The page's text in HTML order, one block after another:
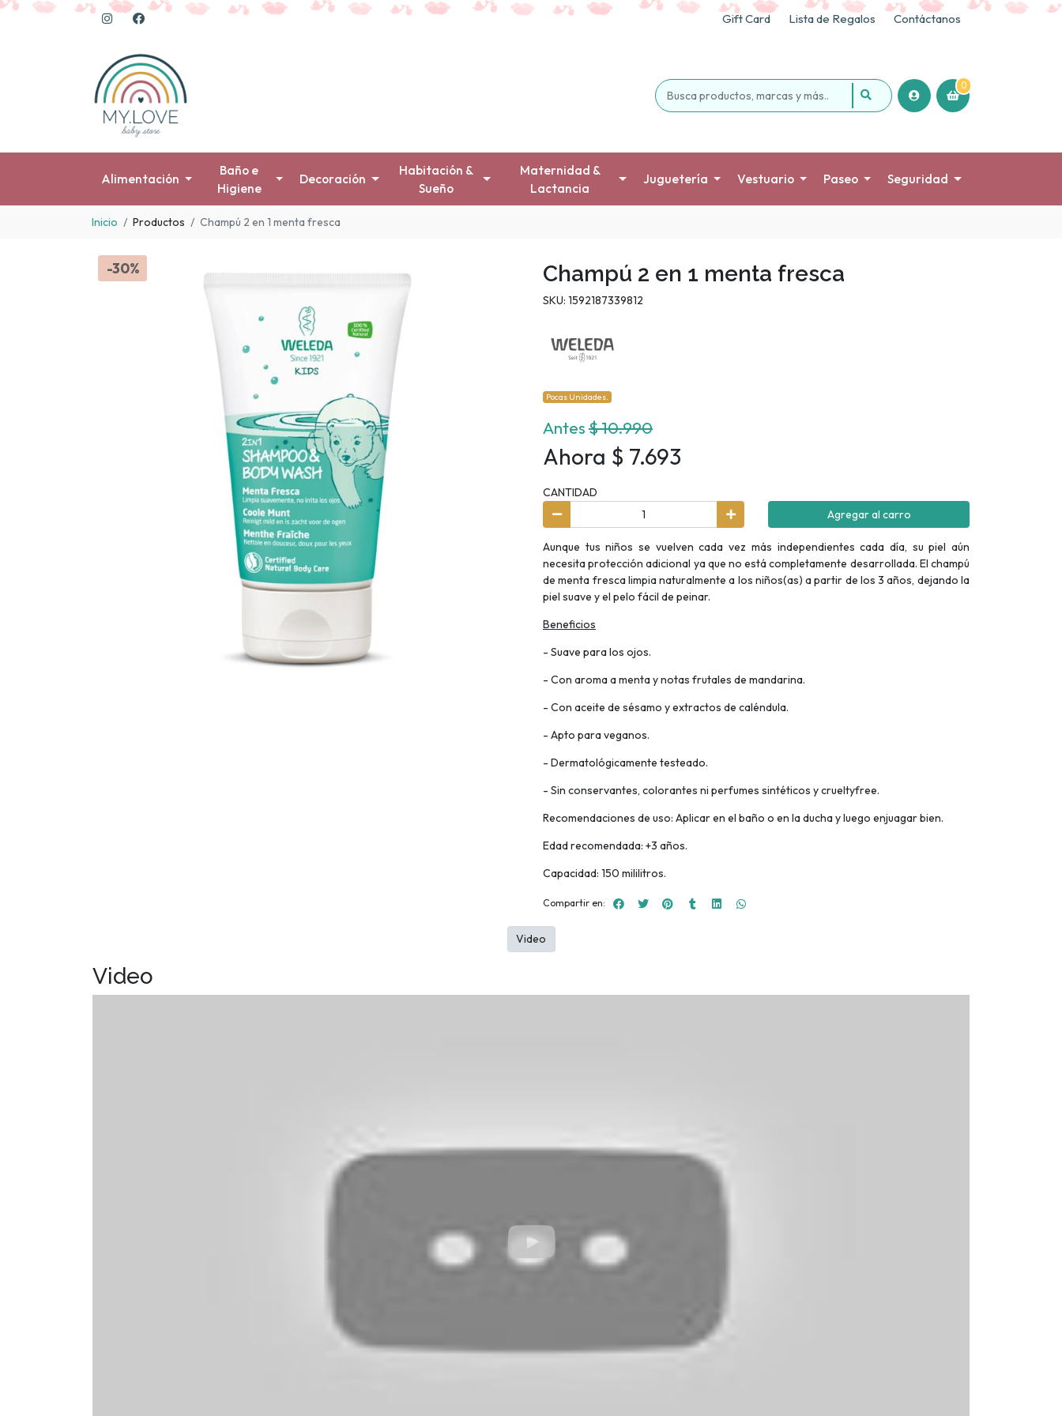
Gift Card Lista de Regalos Contáctanos
0
Alimentación
Baño e
Higiene
Decoración
Habitación &
Sueño
Maternidad &
Lactancia
Juguetería Vestuario Paseo Seguridad
Inicio Productos Champú 2 en 1 menta fresca
-30% Champú 2 en 1 menta fresca
SKU: 1592187339812
Pocas Unidades.
Antes$ 10.990
Ahora $ 7.693
CANTIDAD
Agregar al carro
Aunque tus niños se vuelven cada vez más independientes cada día, su piel aún
necesita protección adicional ya que no está completamente desarrollada. El champú
de menta fresca limpia naturalmente a los niños(as) a partir de los 3 años, dejando la
piel suave y el pelo fácil de peinar.
Beneficios
- Suave para los ojos.
- Con aroma a menta y notas frutales de mandarina.
- Con aceite de sésamo y extractos de caléndula.
- Apto para veganos.
- Dermatológicamente testeado.
- Sin conservantes, colorantes ni perfumes sintéticos y crueltyfree.
Recomendaciones de uso: Aplicar en el baño o en la ducha y luego enjuagar bien.
Edad recomendada: +3 años.
Capacidad: 150 mililitros.
Compartir en:
Video
Video